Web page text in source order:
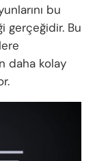
bu
gerçeğidir. Bu
daha kolay